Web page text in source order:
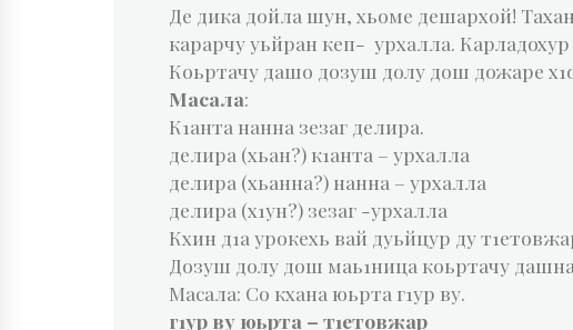
Де дика дойла шун, хьоме дешархой!
карарчу уьйран кеп- урхалла.
Коьртачу дашо дозуш долу дош дожаре
Масала:
К1анта нанна зезаг делира.
делира (хьан?) к1анта – урхалла
делира (хьанна?) нанна – урхалла
делира (х1ун?) зезаг -урхалла
Кхин д1а урокехь вай дуьйцур ду
Дозуш долу дош маь1ница коьртачу
Масала: Со кхана юьрта г1ур ву.
г1ур ву юьрта – т1етовжар